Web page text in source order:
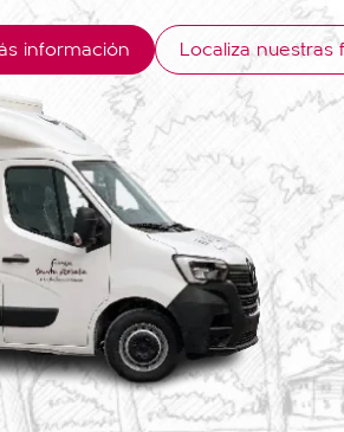
información Localiza nuestras